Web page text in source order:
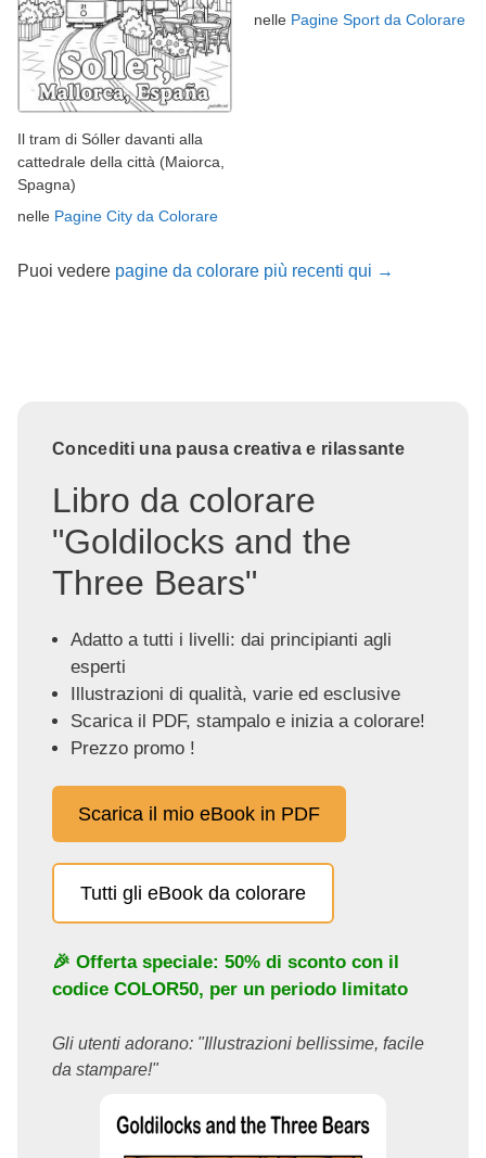
Il tram di Sóller davanti alla
cattedrale della città (Maiorca,
Spagna)
nelle Pagine City da Colorare
nelle Pagine Sport da Colorare
Puoi vedere pagine da colorare più recenti qui →
Concediti una pausa creativa e rilassante
Libro da colorare
"Goldilocks and the
Three Bears"
Adatto a tutti i livelli: dai principianti agli
esperti
Illustrazioni di qualità, varie ed esclusive
Scarica il PDF, stampalo e inizia a colorare!
Prezzo promo !
Scarica il mio eBook in PDF
Tutti gli eBook da colorare
🎉 Offerta speciale: 50% di sconto con il
codice COLOR50, per un periodo limitato
Gli utenti adorano: "Illustrazioni bellissime, facile
da stampare!"